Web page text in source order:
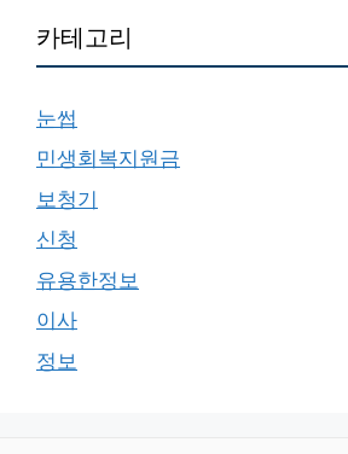
카테고리
눈썹
민생회복지원금
보청기
신청
유용한정보
이사
정보